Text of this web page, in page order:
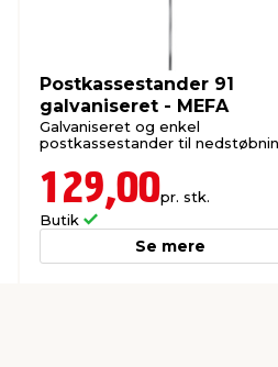
Postkassestander 91
galvaniseret - MEFA
Galvaniseret og enkel
postkassestander til
129,00pr. stk.
Butik
Se mere